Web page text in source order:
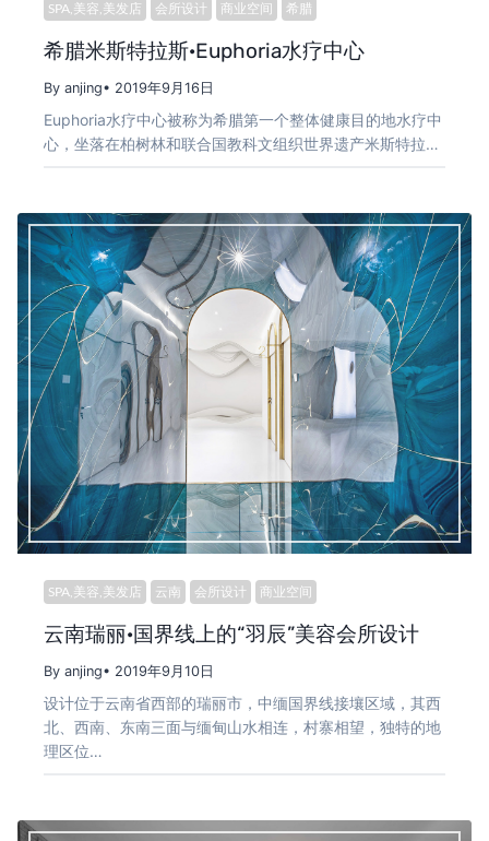
SPA,美容,美发店 会所设计 商业空间 希腊
希腊米斯特拉斯·Euphoria水疗中心
By anjing• 2019年9月16日
Euphoria水疗中心被称为希腊第一个整体健康目的地水疗中
心，坐落在柏树林和联合国教科文组织世界遗产米斯特拉…
SPA,美容,美发店 云南 会所设计 商业空间
云南瑞丽·国界线上的“羽辰”美容会所设计
By anjing• 2019年9月10日
设计位于云南省西部的瑞丽市，中缅国界线接壤区域，其西
北、西南、东南三面与缅甸山水相连，村寨相望，独特的地
理区位…